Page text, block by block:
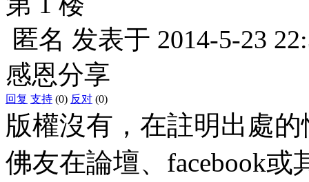
匿名 发表于 2014-5-23
感恩分享
回复 支持 (0) 反对 (0)
版權沒有，在註明出處
佛友在論壇、facebook